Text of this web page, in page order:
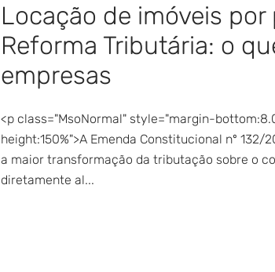
Locação de imóveis
Reforma Tributária: o
empresas
<p class="MsoNormal" style="margin-
height:150%">A Emenda Constitucional nº
a maior transformação da tributação sobre o
diretamente al...